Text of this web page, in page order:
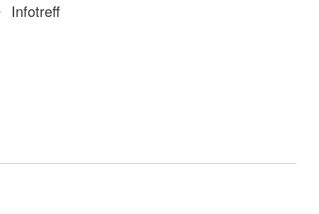
Infotreff